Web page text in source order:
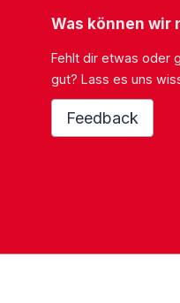
Was können wir
Fehlt dir etwas oder
gut? Lass es uns
Feedback